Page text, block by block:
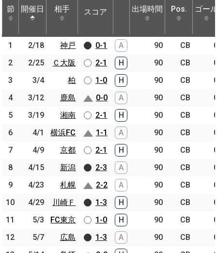
節 開催日 相手 スコア 出場時間 Pos. ゴー
節 開催日 相手 スコア 出場時間 Pos. ゴー
1 2/18 神戸 0-1 A 90 CB
2
2/25 Ｃ大阪 2-1 H 90 CB
3
3/4 柏 1-0 H 90 CB
4
3/12 鹿島 0-0 A 90 CB
5
3/19 湘南 2-1 H 90 CB
6
4/1 横浜FC 1-1 A 90 CB
7
4/9 京都 2-1 H 90 CB
8
4/15 新潟 2-3 A 90 CB
9
4/23 札幌 2-2 A 90 CB
10
4/29 川崎Ｆ 1-3 H 90 CB
11
5/3 FC東京 1-0 H 90 CB
12
5/7 広島 1-3 A 90 CB
節 開催日 相手
1 2/18
神戸
2
2/25
Ｃ大阪
3
3/4
柏
4
3/12
鹿島
5
3/19
湘南
6
4/1
横浜FC
7
4/9
京都
8
4/15
新潟
9
4/23
札幌
10
4/29
川崎Ｆ
11
5/3
FC東京
12
5/7
広島